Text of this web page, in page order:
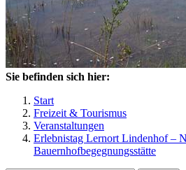
Sie befinden sich hier:
Start
Freizeit & Tourismus
Veranstaltungen
Erlebnistag Lernort Lindenhof –
Bauernhofbegegnungsstätte